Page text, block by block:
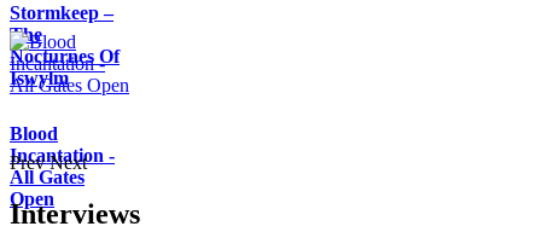
Stormkeep –
The
Nocturnes Of
Iswylm
Blood
Incantation -
All Gates
Open
Prev Next
Interviews